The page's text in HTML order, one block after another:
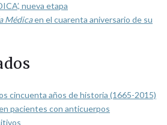
nueva etapa
Médicaen el cuarenta aniversario de su
cincuenta años de historia (1665-2015)
pacientes con anticuerpos